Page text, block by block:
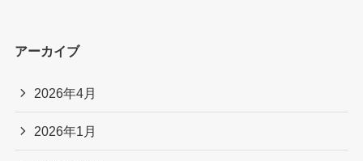
アーカイブ
2026年4月
2026年1月